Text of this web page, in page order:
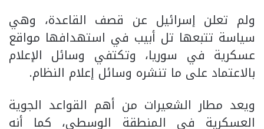
ولم تعلن إسرائيل عن قصف القاعدة، وهي
سياسة تتبعها تل أبيب في استهدافها مواقع
عسكرية في سوريا، وتكتفي وسائل الإعلام
بالاعتماد على ما تنشره وسائل إعلام النظام.
ويعد مطار الشعيرات من أهم القواعد الجوية
العسكرية في المنطقة الوسطى، كما أنه